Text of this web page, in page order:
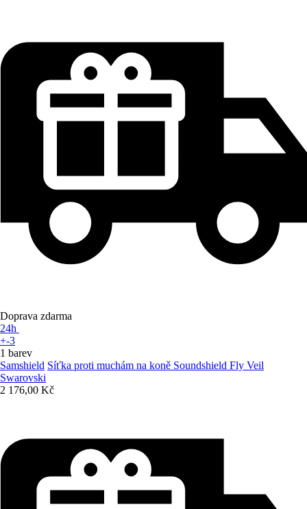
Doprava zdarma
24h
+-3
1 barev
Samshield Síťka proti muchám na koně Soundshield Fly Veil
Swarovski
2 176,00 Kč